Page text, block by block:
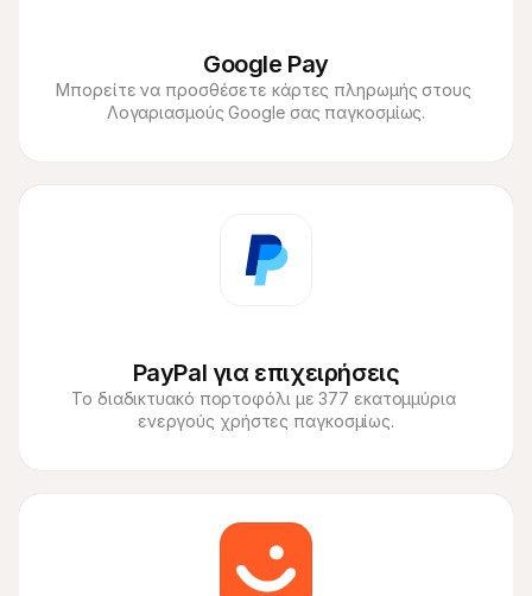
Google Pay
Μπορείτε να προσθέσετε κάρτες πληρωμής στους
Λογαριασμούς Google σας παγκοσμίως.
PayPal για επιχειρήσεις
Το διαδικτυακό πορτοφόλι με 377 εκατομμύρια
ενεργούς χρήστες παγκοσμίως.